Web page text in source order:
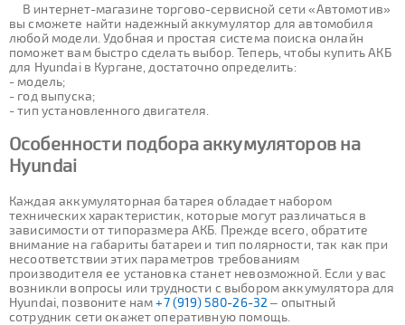
В интернет-магазине торгово-сервисной сети «Автомотив»
вы сможете найти надежный аккумулятор для автомобиля
любой модели. Удобная и простая система поиска онлайн
поможет вам быстро сделать выбор. Теперь, чтобы купить АКБ
для Hyundai в Кургане, достаточно определить:
- модель;
- год выпуска;
- тип установленного двигателя.
Особенности подбора аккумуляторов на
Hyundai
Каждая аккумуляторная батарея обладает набором
технических характеристик, которые могут различаться в
зависимости от типоразмера АКБ. Прежде всего, обратите
внимание на габариты батареи и тип полярности, так как при
несоответствии этих параметров требованиям
производителя ее установка станет невозможной. Если у вас
возникли вопросы или трудности с выбором аккумулятора для
Hyundai, позвоните нам+7 (919) 580-26-32 – опытный
сотрудник сети окажет оперативную помощь.